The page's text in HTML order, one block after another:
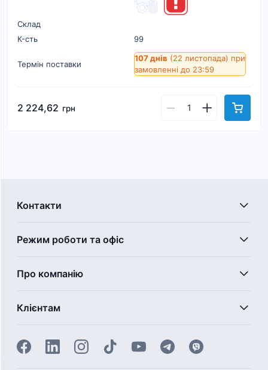
Склад
К-cть
99
Термін поставки
107 днів (22 листопада) при
замовленні до 23:59
2 224,62 грн
Контакти
Режим роботи та офіс
Про компанію
Клієнтам